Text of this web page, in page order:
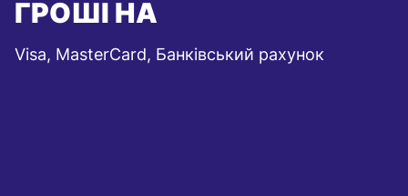
ГРОШІ НА
Visa, MasterCard, Банківський рахунок